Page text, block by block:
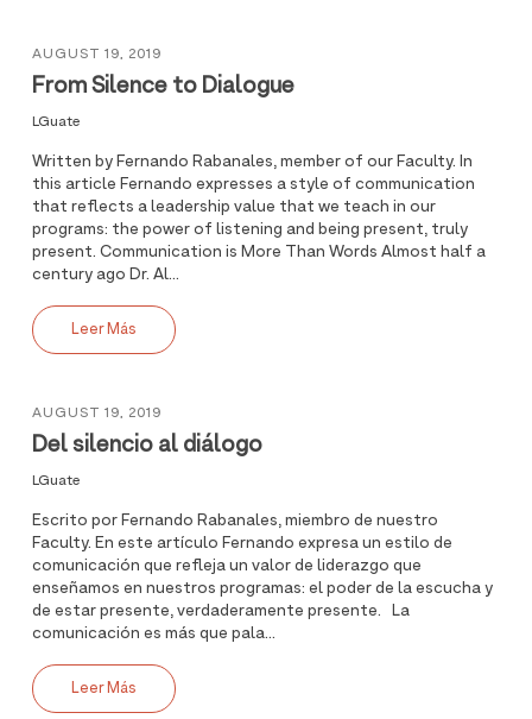
AUGUST 19, 2019
From Silence to Dialogue
LGuate
Written by Fernando Rabanales, member of our Faculty. In
this article Fernando expresses a style of communication
that reflects a leadership value that we teach in our
programs: the power of listening and being present, truly
present. Communication is More Than Words Almost half a
century ago Dr. Al...
Leer Más
AUGUST 19, 2019
Del silencio al diálogo
LGuate
Escrito por Fernando Rabanales, miembro de nuestro
Faculty. En este artículo Fernando expresa un estilo de
comunicación que refleja un valor de liderazgo que
enseñamos en nuestros programas: el poder de la escucha y
de estar presente, verdaderamente presente. La
comunicación es más que pala...
Leer Más